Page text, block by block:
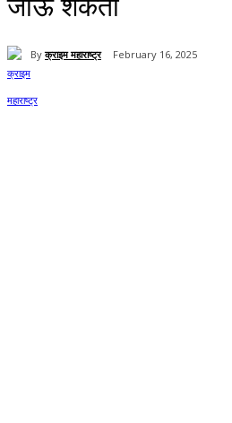
जाऊ शकतो
By क्राइम महाराष्ट्र February 16, 2025